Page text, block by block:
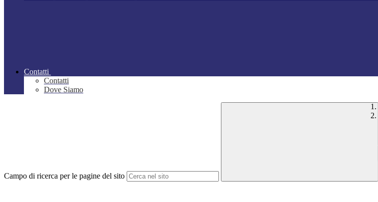
Contatti
Contatti
Dove Siamo
Campo di ricerca per le pagine del sito